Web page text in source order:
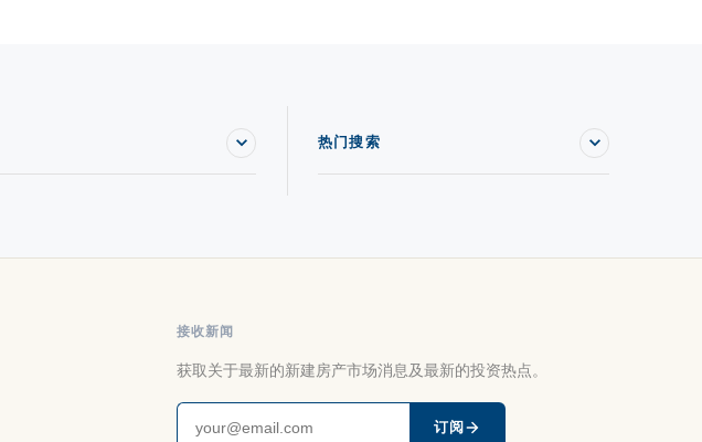
热门搜索
接收新闻
获取关于最新的新建房产市场消息及最新的投资热点。
订阅